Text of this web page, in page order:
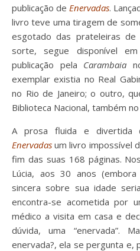
publicação de Enervadas.
livro teve uma tiragem de
esgotado das prateleiras de
sorte, segue disponível
publicação pela Carambaia
exemplar existia no Real
no Rio de Janeiro; o outro,
Biblioteca Nacional, também
A prosa fluida e divertida
Enervadas um livro impossível
fim das suas 168 páginas.
Lúcia, aos 30 anos
sincera sobre sua idade
encontra-se acometida por
médico a visita em casa e
dúvida, uma “enervada”.
enervada?, ela se pergunta e,